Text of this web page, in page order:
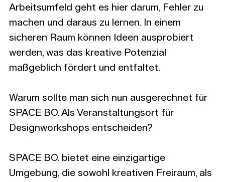
Arbeitsumfeld geht es hier darum, Fehler zu
machen und daraus zu lernen. In einem
sicheren Raum können Ideen ausprobiert
werden, was das kreative Potenzial
maßgeblich fördert und entfaltet.
Warum sollte man sich nun ausgerechnet für
SPACE BO. Als Veranstaltungsort für
Designworkshops entscheiden?
SPACE BO. bietet eine einzigartige
Umgebung, die sowohl kreativen Freiraum, als